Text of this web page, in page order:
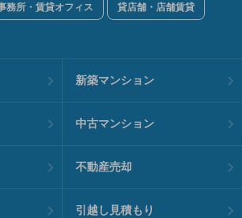
務所・賃貸オフィス 貸店舗・店舗賃貸
新築マンション
中古マンション
不動産売却
引越し見積もり